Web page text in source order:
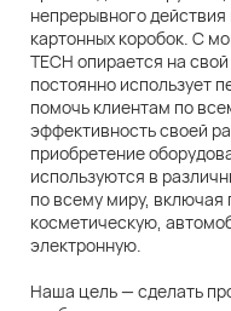
непрерывного
картонных коробок. С
TECH опирается на
постоянно использует
помочь клиентам по
эффективность своей
приобретение
используются в
по всему миру,
косметическую,
электронную.
Наша цель — сделать